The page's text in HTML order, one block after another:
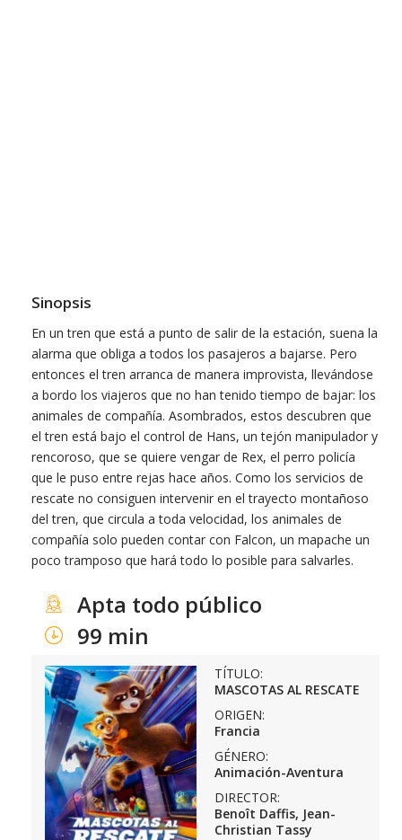
Sinopsis
En un tren que está a punto de salir de la estación, suena la
alarma que obliga a todos los pasajeros a bajarse. Pero
entonces el tren arranca de manera improvista, llevándose
a bordo los viajeros que no han tenido tiempo de bajar: los
animales de compañía. Asombrados, estos descubren que
el tren está bajo el control de Hans, un tejón manipulador y
rencoroso, que se quiere vengar de Rex, el perro policía
que le puso entre rejas hace años. Como los servicios de
rescate no consiguen intervenir en el trayecto montañoso
del tren, que circula a toda velocidad, los animales de
compañía solo pueden contar con Falcon, un mapache un
poco tramposo que hará todo lo posible para salvarles.
Apta todo público
99 min
TÍTULO:
MASCOTAS AL RESCATE
ORIGEN:
Francia
GÉNERO:
Animación-Aventura
DIRECTOR:
Benoît Daffis, Jean-
Christian Tassy